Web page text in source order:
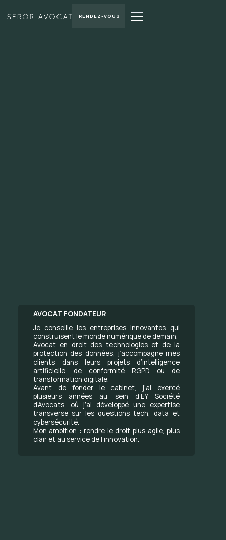
RENDEZ-VOUS
AVOCAT FONDATEUR
Je conseille les entreprises innovantes qui
construisent le monde numérique de demain.
Avocat en droit des technologies et de la
protection des données, j’accompagne mes
clients dans leurs projets d’intelligence
artificielle, de conformité RGPD ou de
transformation digitale.
Avant de fonder le cabinet, j’ai exercé
plusieurs années au sein d’EY Société
d’Avocats, où j’ai développé une expertise
transverse sur les questions tech, data et
cybersécurité.
Mon ambition : rendre le droit plus agile, plus
clair et au service de l’innovation.